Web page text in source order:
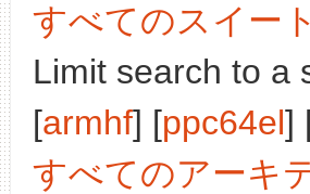
すべてのスイート
Limit search to a
[armhf] [ppc64el]
すべてのアーキ